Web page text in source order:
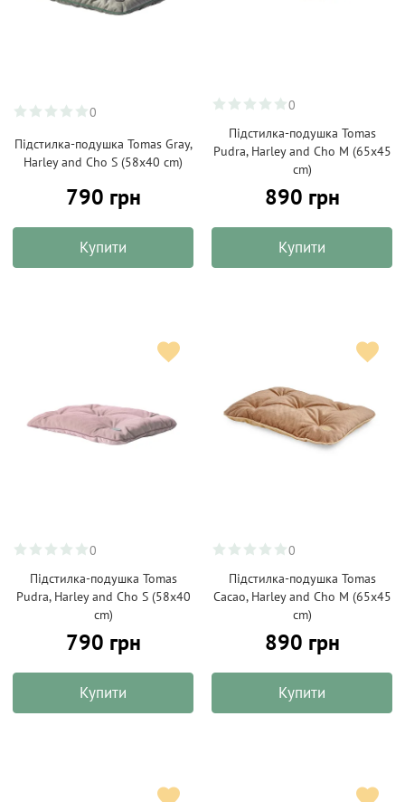
0
Підстилка-подушка Tomas Gray,
Harley and Cho S (58х40 cm)
790 грн
Купити
0
Підстилка-подушка Tomas
Pudra, Harley and Cho M (65х45
cm)
890 грн
Купити
0
Підстилка-подушка Tomas
Pudra, Harley and Cho S (58х40
cm)
790 грн
Купити
0
Підстилка-подушка Tomas
Cacao, Harley and Cho M (65х45
cm)
890 грн
Купити